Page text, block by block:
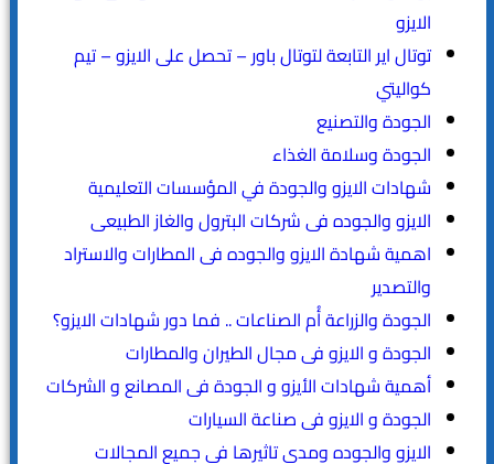
الايزو
توتال اير التابعة لتوتال باور – تحصل على الايزو – تيم
كواليتي
الجودة والتصنيع
الجودة وسلامة الغذاء
شهادات الايزو والجودة في المؤسسات التعليمية
الايزو والجوده فى شركات البترول والغاز الطبيعى
اهمية شهادة الايزو والجوده فى المطارات والاستراد
والتصدير
الجودة والزراعة أُم الصناعات .. فما دور شهادات الايزو؟
الجودة و الايزو فى مجال الطيران والمطارات
أهمية شهادات الأيزو و الجودة فى المصانع و الشركات
الجودة و الايزو فى صناعة السيارات
الايزو والجوده ومدى تاثيرها فى جميع المجالات